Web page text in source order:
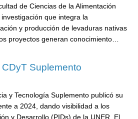
de Ciencias de la Alimentación
que integra la
y producción de levaduras nativas
proyectos generan conocimiento…
Suplemento
y Tecnología Suplemento publicó su
a 2024, dando visibilidad a los
y Desarrollo (PIDs) de la UNER. El